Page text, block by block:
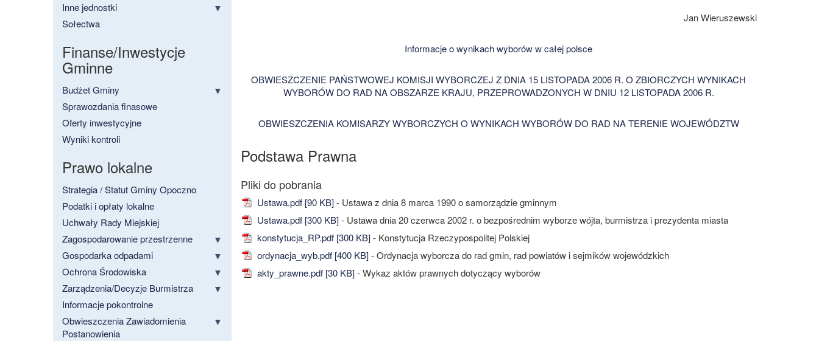
Inne jednostki
Sołectwa
Finanse/Inwestycje
Gminne
Budżet Gminy
Sprawozdania finasowe
Oferty inwestycyjne
Wyniki kontroli
Prawo lokalne
Strategia / Statut Gminy Opoczno
Podatki i opłaty lokalne
Uchwały Rady Miejskiej
Zagospodarowanie przestrzenne
Gospodarka odpadami
Ochrona Środowiska
Zarządzenia/Decyzje Burmistrza
Informacje pokontrolne
Obwieszczenia Zawiadomienia
Postanowienia
Jan Wieruszewski
Informacje o wynikach wyborów w całej polsce
OBWIESZCZENIE PAŃSTWOWEJ KOMISJI WYBORCZEJ Z DNIA 15 LISTOPADA 2006 R. O ZBIORCZYCH WYNIKACH
WYBORÓW DO RAD NA OBSZARZE KRAJU, PRZEPROWADZONYCH W DNIU 12 LISTOPADA 2006 R.
OBWIESZCZENIA KOMISARZY WYBORCZYCH O WYNIKACH WYBORÓW DO RAD NA TERENIE WOJEWÓDZTW
Podstawa Prawna
Ustawa.pdf [90 KB] - Ustawa z dnia 8 marca 1990 o samorządzie gminnym
Ustawa.pdf [300 KB] - Ustawa dnia 20 czerwca 2002 r. o bezpośrednim wyborze wójta, burmistrza i prezydenta miasta
konstytucja_RP.pdf [300 KB] - Konstytucja Rzeczypospolitej Polskiej
ordynacja_wyb.pdf [400 KB] - Ordynacja wyborcza do rad gmin, rad powiatów i sejmików wojewódzkich
akty_prawne.pdf [30 KB] - Wykaz aktów prawnych dotyczący wyborów